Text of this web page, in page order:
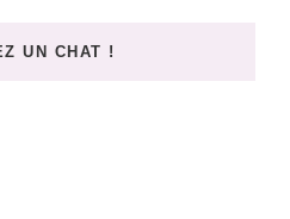
UN CHAT !